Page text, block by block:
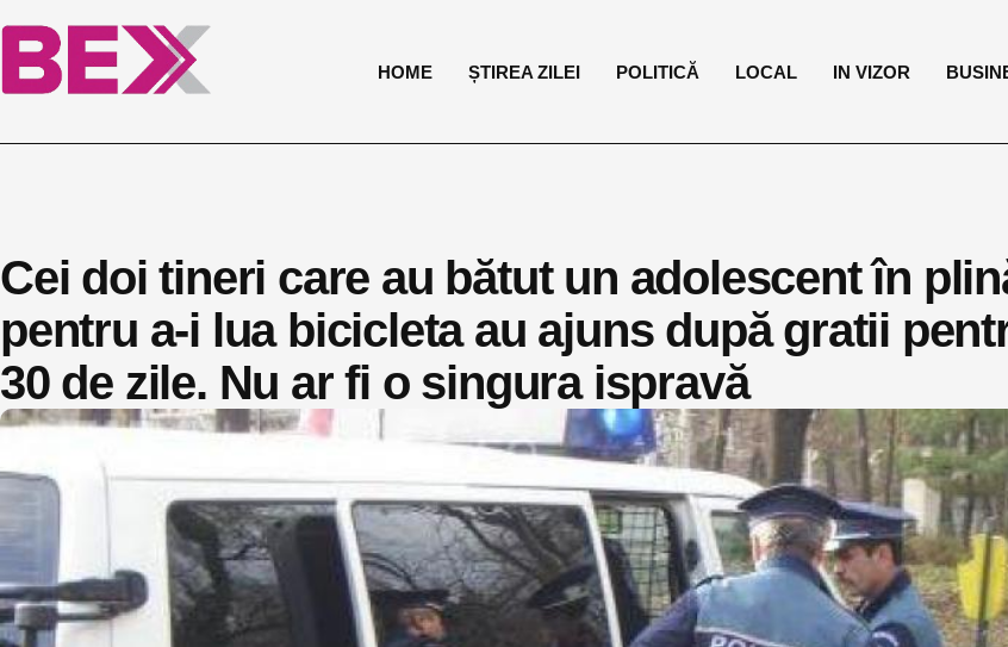
HOME ȘTIREA ZILEI POLITICĂ LOCAL IN VIZOR
Cei doi tineri care au bătut un adolescent în
pentru a-i lua bicicleta au ajuns după gratii
30 de zile. Nu ar fi o singura ispravă